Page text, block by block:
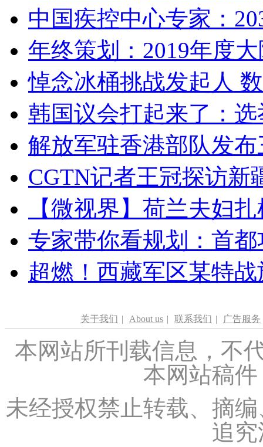
中国疾控中心专家：
年终策划：2019年度
悼念冰桶挑战发起人
韩国议会打起来了：
解放军驻香港部队发
CGTN记者王冠探访新
【微视界】荷兰夫妇
专家带你看规划：首
超燃！西藏军区某特
关于我们 | About us | 联系我们 | 广告服务
本网站所刊载信息，不
本网站稿
未经授权禁止转载、摘
追